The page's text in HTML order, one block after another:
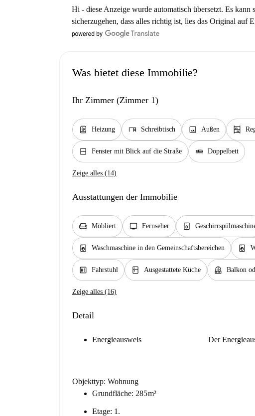
Hi - diese Anzeige wurde automatisch übersetzt. Es
sicherzugehen, dass alles richtig ist, lies das Original auf
Was bietet diese Immobilie?
Ihr Zimmer (Zimmer 1)
water_heater Heizung desk Schreibtisch image Außen shelves
window_closed Fenster mit Blick auf die Straße airline_seat_flat Doppelbett
Zeige alles (14)
Ausstattungen der Immobilie
chair Möbliert tv Fernseher dishwasher_gen
local_laundry_service Waschmaschine in den Gemeinschaftsbereichen local_laundry_service
elevator Fahrstuhl kitchen Ausgestattete Küche balcony Balkon
Zeige alles (16)
Detail
Energieausweis Der
Objekttyp: Wohnung
Grundfläche: 285 m²
Etage: 1.